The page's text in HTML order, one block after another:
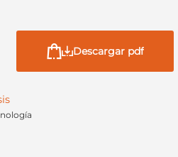
Descargar pdf